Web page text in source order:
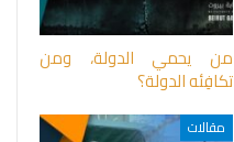
من يحمي الدولة، ومن
تكافِئه الدولة؟
مقالات